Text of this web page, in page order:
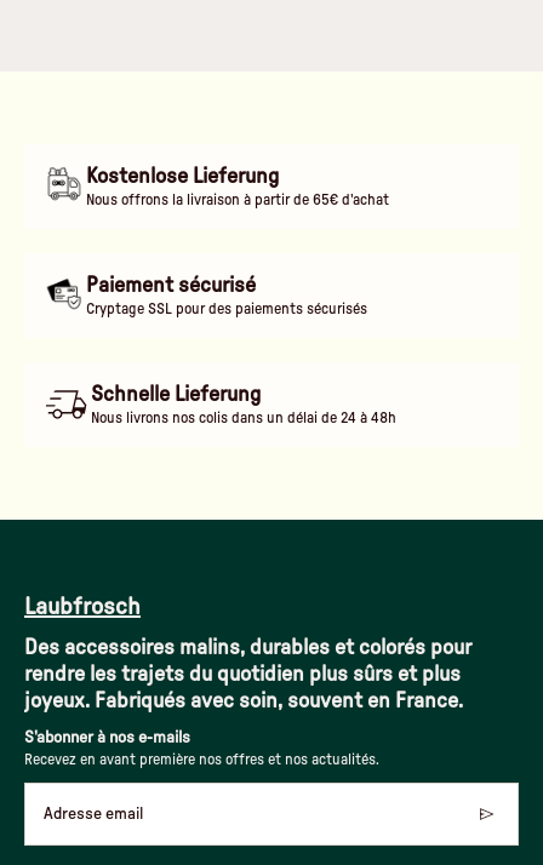
Kostenlose Lieferung
Nous offrons la livraison à partir de 65€ d'achat
Paiement sécurisé
Cryptage SSL pour des paiements sécurisés
Schnelle Lieferung
Nous livrons nos colis dans un délai de 24 à 48h
Laubfrosch
Des accessoires malins, durables et colorés pour
rendre les trajets du quotidien plus sûrs et plus
joyeux. Fabriqués avec soin, souvent en France.
S'abonner à nos e-mails
Recevez en avant première nos offres et nos actualités.
Adresse email